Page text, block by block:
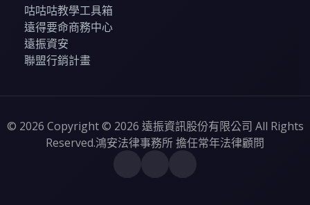
咕咕咕教學工具箱
遠得要命商務中心
遠振資安
聯盟行銷計畫
© 2026 Copyright © 2026 遠振資訊股份有限公司 All Rights
Reserved.鴻安法律事務所 擔任常年法律顧問